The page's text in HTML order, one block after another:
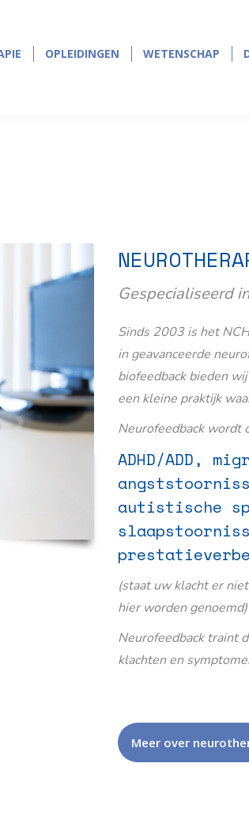
OPLEIDINGEN WETENSCHAP
Gespecialiseerd
Sinds 2003 is het
in geavanceerde
biofeedback bieden
een kleine praktijk
Neurofeedback wordt
ADHD/ADD,
autistische
(staat uw klacht er
hier worden genoemd)
Neurofeedback traint
klachten en
Meer over
OPLEIDINGEN WETENSCHAP